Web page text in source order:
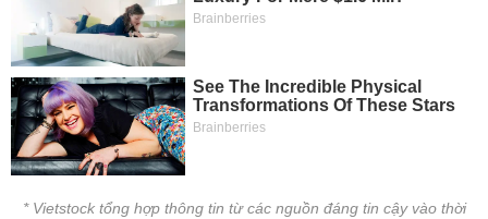
* Vietstock tổng hợp thông tin từ các nguồn đáng tin cậy vào thời